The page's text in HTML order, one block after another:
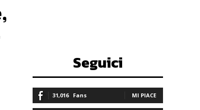
Seguici
31,016 Fans MI PIACE